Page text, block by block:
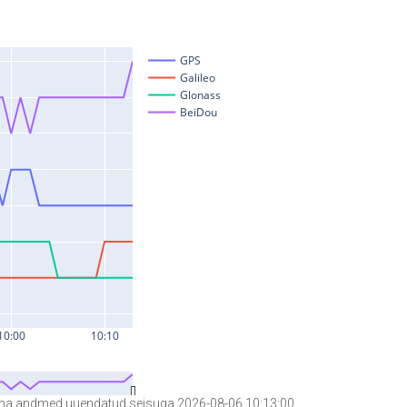
andmed uuendatud seisuga 2026-08-06 10:13:00